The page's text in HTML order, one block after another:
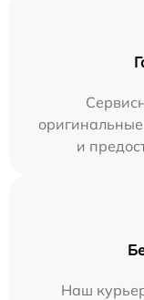
и
Наш